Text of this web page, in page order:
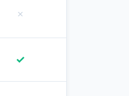
✗
✓